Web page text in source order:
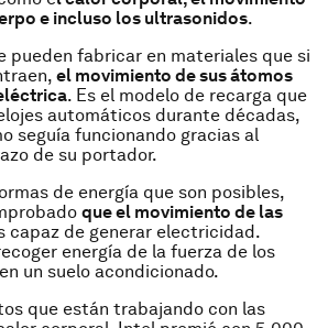
e incluso los ultrasonidos.
pueden fabricar en materiales que si
el movimiento de sus átomos
. Es el modelo de recarga que
automáticos durante décadas,
seguía funcionando gracias al
de su portador.
de energía que son posibles,
que el movimiento de las
capaz de generar electricidad.
energía de la fuerza de los
un suelo acondicionado.
que están trabajando con las